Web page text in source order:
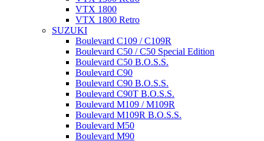
VTX 1800
VTX 1800 Retro
SUZUKI
Boulevard C109 / C109R
Boulevard C50 / C50 Special Edition
Boulevard C50 B.O.S.S.
Boulevard C90
Boulevard C90 B.O.S.S.
Boulevard C90T B.O.S.S.
Boulevard M109 / M109R
Boulevard M109R B.O.S.S.
Boulevard M50
Boulevard M90